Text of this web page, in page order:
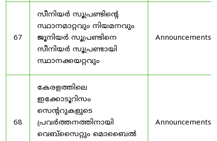
67
സീനിയർ സൂപ്രണ്ടിൻ്റെ
സ്ഥാനമാറ്റവും നിയമനവും
ജൂനിയർ സൂപ്രണ്ടിനെ
സീനിയർ സൂപ്രണ്ടായി
സ്ഥാനക്കയറ്റവും
Announcements
68
കേരളത്തിലെ
ഇക്കോടൂറിസം
സെന്ററുകളുടെ
പ്രവർത്തനത്തിനായി
വെബ്സൈറ്റും മൊബൈൽ
Announcements